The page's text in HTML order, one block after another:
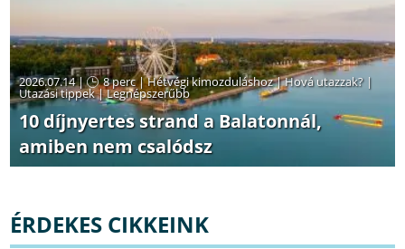
2026.07.14 | 8 perc|Hétvégi kimozduláshoz|Hová utazzak? |
Utazási tippek|Legnépszerűbb
10 díjnyertes strand a Balatonnál,
amiben nem csalódsz
ÉRDEKES CIKKEINK